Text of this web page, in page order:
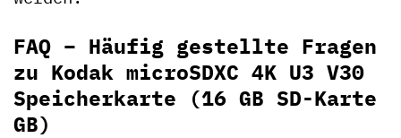
FAQ – Häufig gestellte Fragen
zu Kodak microSDXC 4K U3 V30
Speicherkarte (16 GB SD-Karte
GB)